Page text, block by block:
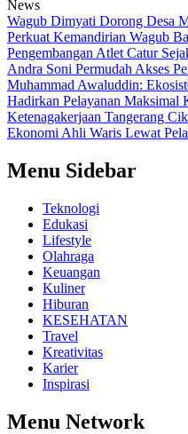
News
Wagub Dimyati Dorong Desa
Perkuat Kemandirian Wagub
Pengembangan Atlet Catur
Andra Soni Permudah Akses
Muhammad Awaluddin:
Hadirkan Pelayanan Maksimal
Ketenagakerjaan Tangerang
Ekonomi Ahli Waris Lewat
Menu Sidebar
Teknologi
Edukasi
Lifestyle
Olahraga
Keuangan
Kuliner
Hiburan
KESEHATAN
Travel
Kreativitas
Karier
Inspirasi
Menu Network